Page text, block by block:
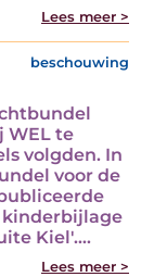
Lees meer >
beschouwing
WEL te
volgden. In
voor de
kinderbijlage
Kiel'.…
Lees meer >